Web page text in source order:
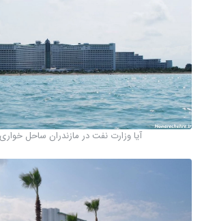
آیا وزارت نفت در مازندران ساحل